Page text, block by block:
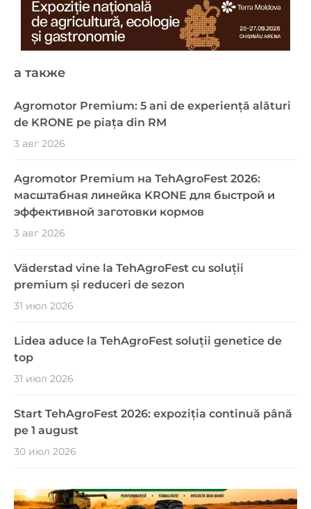
a также
Agromotor Premium: 5 ani de experiență alături
de KRONE pe piața din RM
3 авг 2026
Agromotor Premium на TehAgroFest 2026:
масштабная линейка KRONE для быстрой и
эффективной заготовки кормов
3 авг 2026
Väderstad vine la TehAgroFest cu soluții
premium și reduceri de sezon
31 июл 2026
Lidea aduce la TehAgroFest soluții genetice de
top
31 июл 2026
Start TehAgroFest 2026: expoziția continuă până
pe 1 august
30 июл 2026